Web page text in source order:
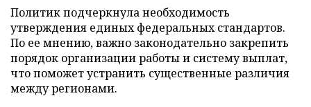
Политик подчеркнула необходимость
утверждения единых федеральных стандартов.
По ее мнению, важно законодательно закрепить
порядок организации работы и систему выплат,
что поможет устранить существенные различия
между регионами.